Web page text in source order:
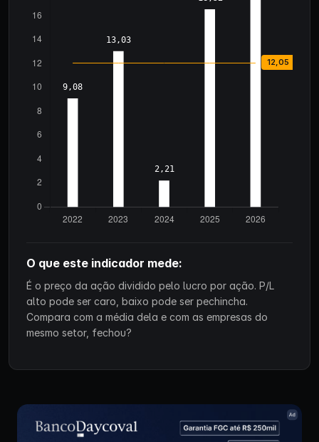
O que este indicador mede:
É o preço da ação dividido pelo lucro por ação. P/L
alto pode ser caro, baixo pode ser pechincha.
Compara com a média dela e com as empresas do
mesmo setor, fechou?